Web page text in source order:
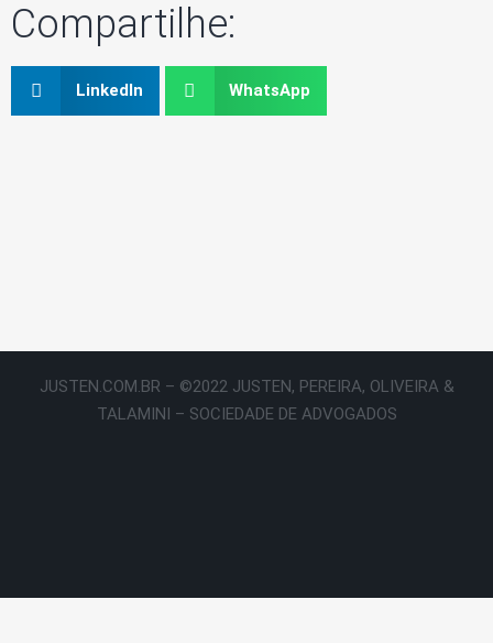
Compartilhe:
LinkedIn WhatsApp
JUSTEN.COM.BR – ©2022 JUSTEN, PEREIRA, OLIVEIRA &
TALAMINI – SOCIEDADE DE ADVOGADOS